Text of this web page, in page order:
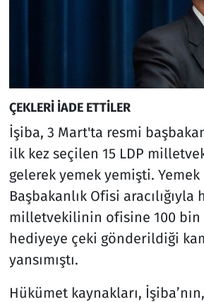
ÇEKLERİ İADE ETTİLER
İşiba, 3 Mart'ta resmi
ilk kez seçilen 15 LDP
gelerek yemek yemişti.
Başbakanlık Ofisi aracılığıyla
milletvekilinin ofisine 100 bin
hediyeye çeki gönderildiği
yansımıştı.
Hükümet kaynakları,